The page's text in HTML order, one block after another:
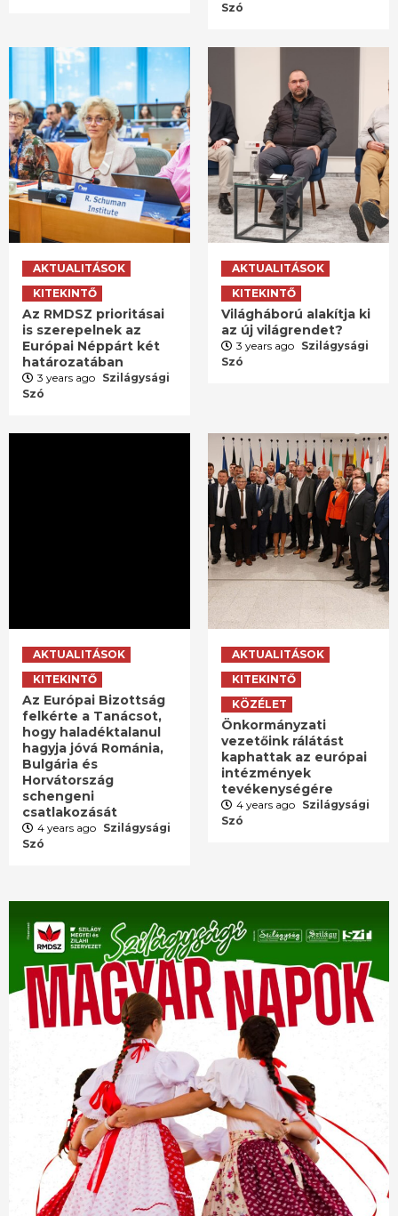
Szó
AKTUALITÁSOK
KITEKINTŐ
Az RMDSZ prioritásai
is szerepelnek az
Európai Néppárt két
határozatában
3 years ago Szilágysági
Szó
AKTUALITÁSOK
KITEKINTŐ
Világháború alakítja ki
az új világrendet?
3 years ago Szilágysági
Szó
AKTUALITÁSOK
KITEKINTŐ
Az Európai Bizottság
felkérte a Tanácsot,
hogy haladéktalanul
hagyja jóvá Románia,
Bulgária és
Horvátország
schengeni
csatlakozását
4 years ago Szilágysági
Szó
AKTUALITÁSOK
KITEKINTŐ
KÖZÉLET
Önkormányzati
vezetőink rálátást
kaphattak az európai
intézmények
tevékenységére
4 years ago Szilágysági
Szó